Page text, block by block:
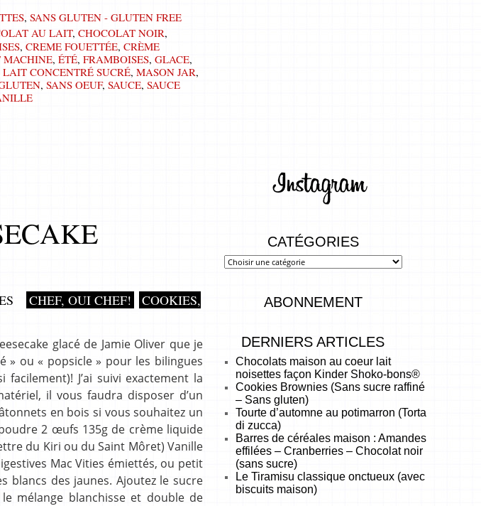
, SANS GLUTEN - GLUTEN FREE
AU LAIT, CHOCOLAT NOIR,
, CREME FOUETTÉE, CRÈME
MACHINE, ÉTÉ, FRAMBOISES, GLACE,
LAIT CONCENTRÉ SUCRÉ, MASON JAR,
, SANS OEUF, SAUCE, SAUCE
CHEF, OUI CHEF!
COOKIES,
glacé de Jamie Oliver que je
» ou « popsicle » pour les bilingues
J’ai suivi exactement la
il vous faudra disposer d’un
en bois si vous souhaitez un
2 œufs 135g de crème liquide
du Kiri ou du Saint Môret) Vanille
Mac Vities émiettés, ou petit
blancs des jaunes. Ajoutez le sucre
mélange blanchisse et double de
CATÉGORIES
ABONNEMENT
DERNIERS ARTICLES
Chocolats maison au coeur lait
noisettes façon Kinder Shoko-bons®
Cookies Brownies (Sans sucre raffiné
– Sans gluten)
Tourte d’automne au potimarron (Torta
di zucca)
Barres de céréales maison : Amandes
effilées – Cranberries – Chocolat noir
(sans sucre)
Le Tiramisu classique onctueux (avec
biscuits maison)